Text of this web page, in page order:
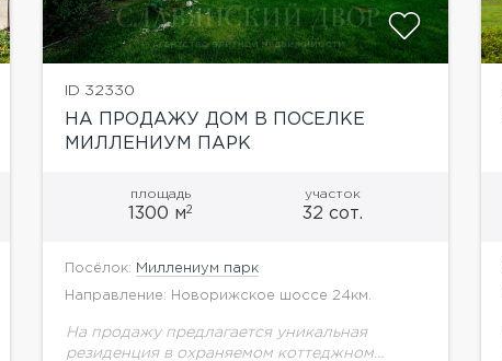
ID 32330
НА ПРОДАЖУ ДОМ В ПОСЕЛКЕ
МИЛЛЕНИУМ ПАРК
площадь
1300 м2
участок
32 сот.
Посёлок: Миллениум парк
Направление: Новорижское шоссе 24км.
На продажу предлагается уникальная
резиденция в охраняемом коттеджном